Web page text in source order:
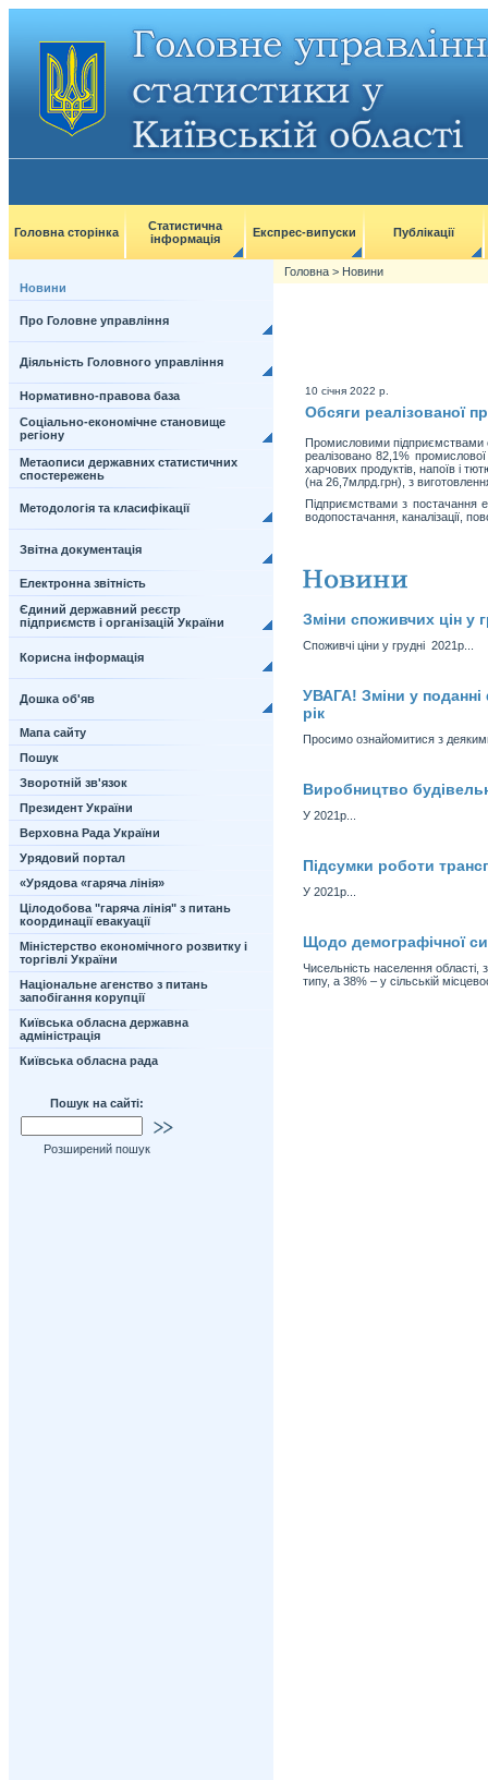
Головна сторінка
Статистична
інформація
Експрес-випуски Публікації
Новини
Про Головне управління
Діяльність Головного управління
Нормативно-правова база
Соціально-економічне становище
регіону
Метаописи державних статистичних
спостережень
Методологія та класифікації
Звітна документація
Електронна звітність
Єдиний державний реєстр
підприємств і організацій України
Корисна інформація
Дошка об'яв
Мапа сайту
Пошук
Зворотній зв'язок
Президент України
Верховна Рада України
Урядовий портал
«Урядова «гаряча лінія»
Цілодобова "гаряча лінія" з питань
координації евакуації
Міністерство економічного розвитку і
торгівлі України
Національне агенство з питань
запобігання корупції
Київська обласна державна
адміністрація
Київська обласна рада
Пошук на сайті:
Розширений пошук
Головна > Новини
10 січня 2022 р.
Обсяги реалізованої
Промисловими підприємствами
реалізовано 82,1%
харчових продуктів, напоїв і
(на 26,7млрд.грн), з
Підприємствами з постачання
водопостачання, каналізації,
Зміни споживчих цін у
Споживчі ціни у грудні 2021р...
УВАГА! Зміни у
рік
Просимо ознайомитися з
Виробництво
У 2021р...
Підсумки роботи
У 2021р...
Щодо демографічної
Чисельність населення
типу, а 38% – у сільській